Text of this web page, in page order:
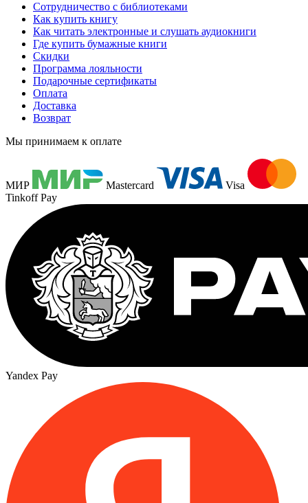
Сотрудничество с библиотеками
Как купить книгу
Как читать электронные и слушать аудиокниги
Где купить бумажные книги
Скидки
Программа лояльности
Подарочные сертификаты
Оплата
Доставка
Возврат
Мы принимаем к оплате
МИР Mastercard
Visa
Tinkoff Pay
Yandex Pay